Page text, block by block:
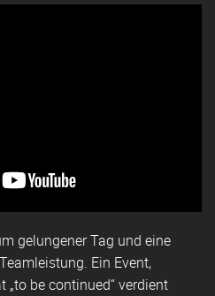
gelungener Tag und eine
Ein Event,
„to be continued“ verdient